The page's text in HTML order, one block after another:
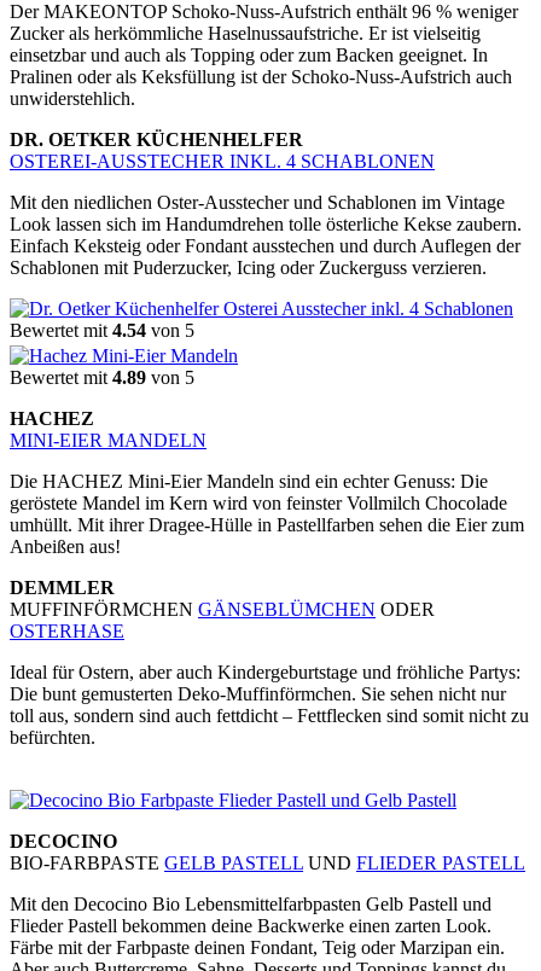
Der MAKEONTOP Schoko-Nuss-Aufstrich enthält 96 % weniger
Zucker als herkömmliche Haselnussaufstriche. Er ist vielseitig
einsetzbar und auch als Topping oder zum Backen geeignet. In
Pralinen oder als Keksfüllung ist der Schoko-Nuss-Aufstrich auch
unwiderstehlich.
DR. OETKER KÜCHENHELFER
OSTEREI-AUSSTECHER INKL. 4 SCHABLONEN
Mit den niedlichen Oster-Ausstecher und Schablonen im Vintage
Look lassen sich im Handumdrehen tolle österliche Kekse zaubern.
Einfach Keksteig oder Fondant ausstechen und durch Auflegen der
Schablonen mit Puderzucker, Icing oder Zuckerguss verzieren.
Bewertet mit 4.54 von 5
Bewertet mit4.89 von 5
HACHEZ
MINI-EIER MANDELN
Die HACHEZ Mini-Eier Mandeln sind ein echter Genuss: Die
geröstete Mandel im Kern wird von feinster Vollmilch Chocolade
umhüllt. Mit ihrer Dragee-Hülle in Pastellfarben sehen die Eier zum
Anbeißen aus!
DEMMLER
MUFFINFÖRMCHEN GÄNSEBLÜMCHEN ODER
OSTERHASE
Ideal für Ostern, aber auch Kindergeburtstage und fröhliche Partys:
Die bunt gemusterten Deko-Muffinförmchen. Sie sehen nicht nur
toll aus, sondern sind auch fettdicht – Fettflecken sind somit nicht zu
befürchten.
DECOCINO
BIO-FARBPASTE GELB PASTELL UND FLIEDER PASTELL
Mit den Decocino Bio Lebensmittelfarbpasten Gelb Pastell und
Flieder Pastell bekommen deine Backwerke einen zarten Look.
Färbe mit der Farbpaste deinen Fondant, Teig oder Marzipan ein.